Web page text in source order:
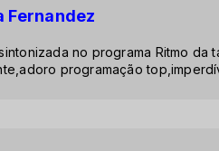
Fernandez
no programa Ritmo da
programação